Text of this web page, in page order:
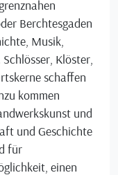
Berchtesgaden
Musik,
Klöster,
schaffen
kommen
und
und Geschichte
für
einen